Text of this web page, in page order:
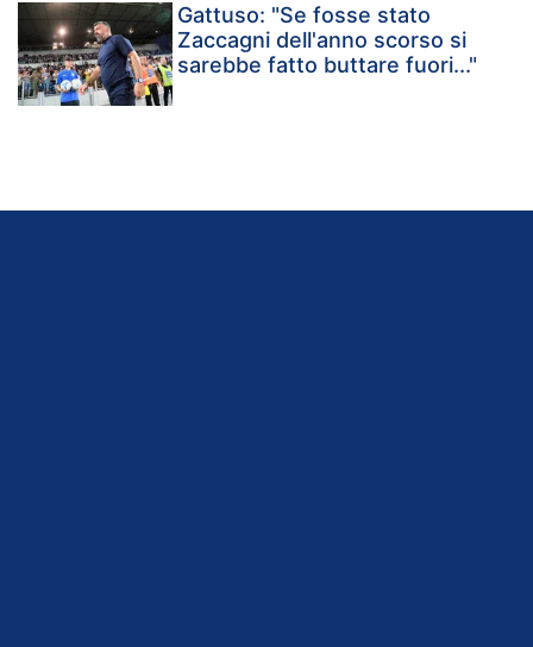
Gattuso: "Se fosse stato
Zaccagni dell'anno scorso si
sarebbe fatto buttare fuori..."